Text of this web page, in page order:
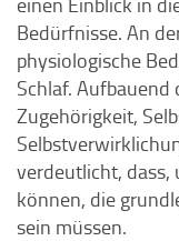
Bedürfnisse. An
physiologische
Schlaf.
Zugehörigkeit,
verdeutlicht, dass,
können, die
sein müssen.